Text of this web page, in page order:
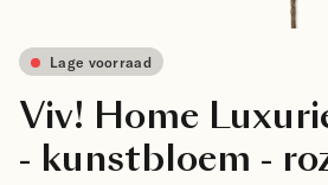
Lage voorraad
Viv! Home
- kunstbloem -